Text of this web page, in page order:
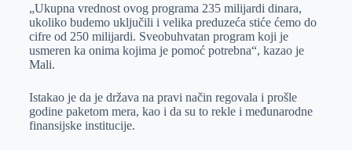
„Ukupna vrednost ovog programa 235 milijardi dinara,
ukoliko budemo uključili i velika preduzeća stiće ćemo do
cifre od 250 milijardi. Sveobuhvatan program koji je
usmeren ka onima kojima je pomoć potrebna“, kazao je
Mali.
Istakao je da je država na pravi način regovala i prošle
godine paketom mera, kao i da su to rekle i međunarodne
finansijske institucije.